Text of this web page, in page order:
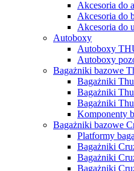
Akcesoria do
Akcesoria do
Akcesoria do
Autoboxy
Autoboxy
Autoboxy
Bagażniki bazowe
Bagażniki
Bagażniki
Bagażniki
Komponenty
Bagażniki bazowe
Platformy
Bagażniki
Bagażniki
Bagażniki